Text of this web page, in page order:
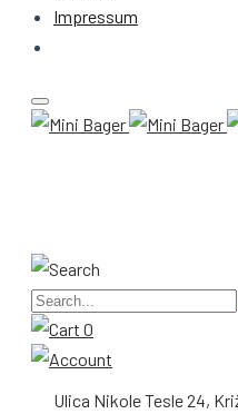
Impressum
0
Ulica Nikole Tesle 24,